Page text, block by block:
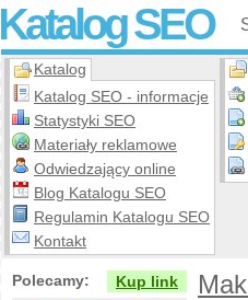
Katalog SEO
Katalog
Katalog SEO - informacje
Statystyki SEO
Materiały reklamowe
Odwiedzający online
Blog Katalogu SEO
Regulamin Katalogu SEO
Kontakt
Polecamy:
Kup link